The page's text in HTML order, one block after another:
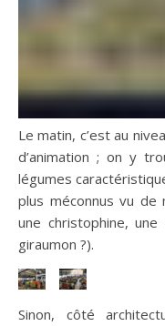
Le matin, c’est au
d’animation ; on y
légumes
plus méconnus vu de
une christophine,
giraumon ?).
Sinon, côté